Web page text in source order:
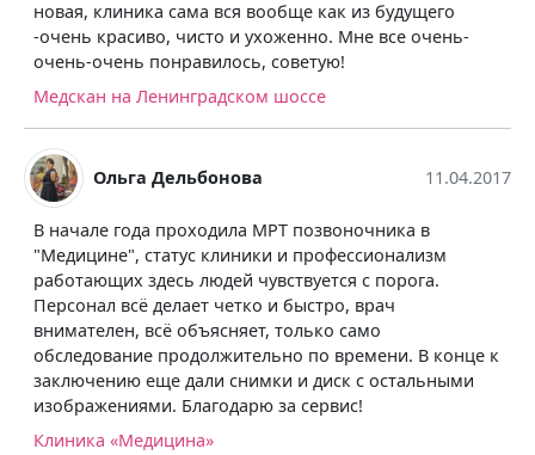
новая, клиника сама вся вообще как из будущего
-очень красиво, чисто и ухоженно. Мне все очень-
очень-очень понравилось, советую!
Медскан на Ленинградском шоссе
Ольга Дельбонова 11.04.2017
В начале года проходила МРТ позвоночника в
"Медицине", статус клиники и профессионализм
работающих здесь людей чувствуется с порога.
Персонал всё делает четко и быстро, врач
внимателен, всё объясняет, только само
обследование продолжительно по времени. В конце к
заключению еще дали снимки и диск с остальными
изображениями. Благодарю за сервис!
Клиника «Медицина»